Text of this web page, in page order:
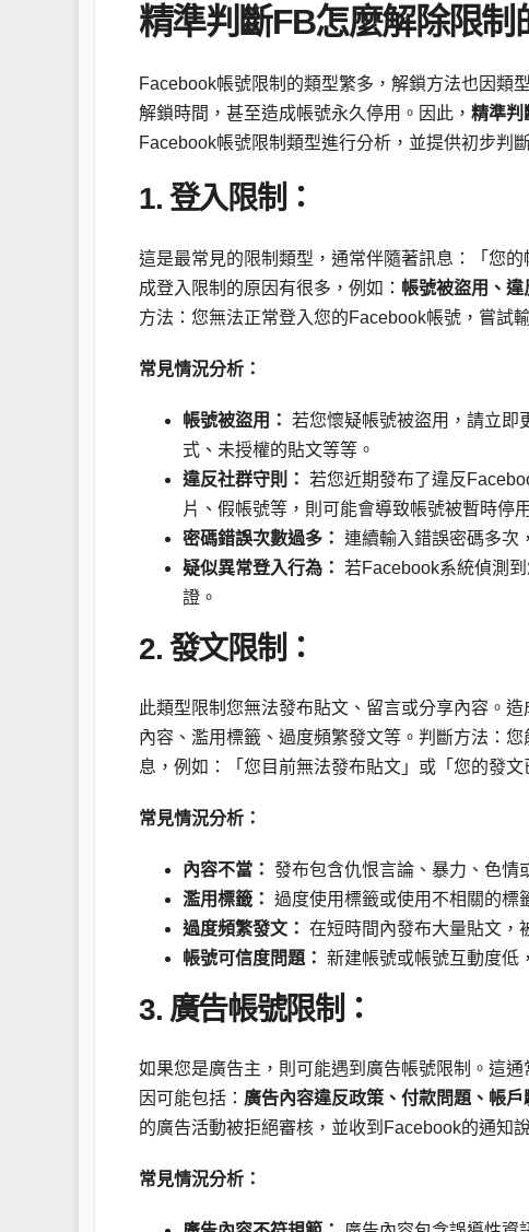
精準判斷FB怎麼解除限制
Facebook帳號限制的類型繁多，解鎖方法也因類
解鎖時間，甚至造成帳號永久停用。因此， 精準判
Facebook帳號限制類型進行分析，並提供初步判
1. 登入限制：
這是最常見的限制類型，通常伴隨著訊息：「您
成登入限制的原因有很多，例如： 帳號被盜用、
方法：您無法正常登入您的Facebook帳號，嘗試
常見情況分析：
帳號被盜用： 若您懷疑帳號被盜用，請立即
式、未授權的貼文等等。
違反社群守則： 若您近期發布了違反
片、假帳號等，則可能會導致帳號被暫時停
密碼錯誤次數過多： 連續輸入錯誤密碼多次
疑似異常登入行為： 若Facebook系統偵測
證。
2. 發文限制：
此類型限制您無法發布貼文、留言或分享內容。
內容、濫用標籤、過度頻繁發文等。判斷方法：
息，例如：「您目前無法發布貼文」或「您的發文
常見情況分析：
內容不當： 發布包含仇恨言論、暴力、色情
濫用標籤： 過度使用標籤或使用不相關的標
過度頻繁發文： 在短時間內發布大量貼文，
帳號可信度問題： 新建帳號或帳號互動度低
3. 廣告帳號限制：
如果您是廣告主，則可能遇到廣告帳號限制。這
因可能包括： 廣告內容違反政策、付款問題、帳戶
的廣告活動被拒絕審核，並收到Facebook的通知
常見情況分析：